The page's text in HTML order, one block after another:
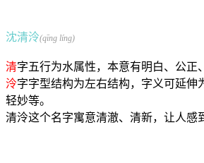
沈清泠(qīng líng)
清字五行为水属性，本意有明白、公正
泠字字型结构为左右结构，字义可延伸
轻妙等。
清泠这个名字寓意清澈、清新，让人感